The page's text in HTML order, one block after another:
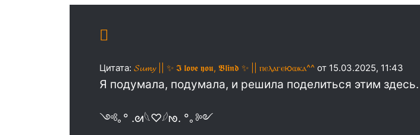
Цитата: 𝓢𝓾𝓶𝔂 || ✨ 𝕴 𝖑𝖔𝖛𝖊 𝖞𝖔𝖚, 𝕭𝖑𝖎𝖓𝖉 ✨ || ⲡⲉⲗⲁⲅⲉюⲱⲕⲁ^^ от 15.03.2025, 11:43
Я подумала, подумала, и решила поделиться этим
༺｡° .ᘛ𓆩♡𓆪ᘚ. °｡༻